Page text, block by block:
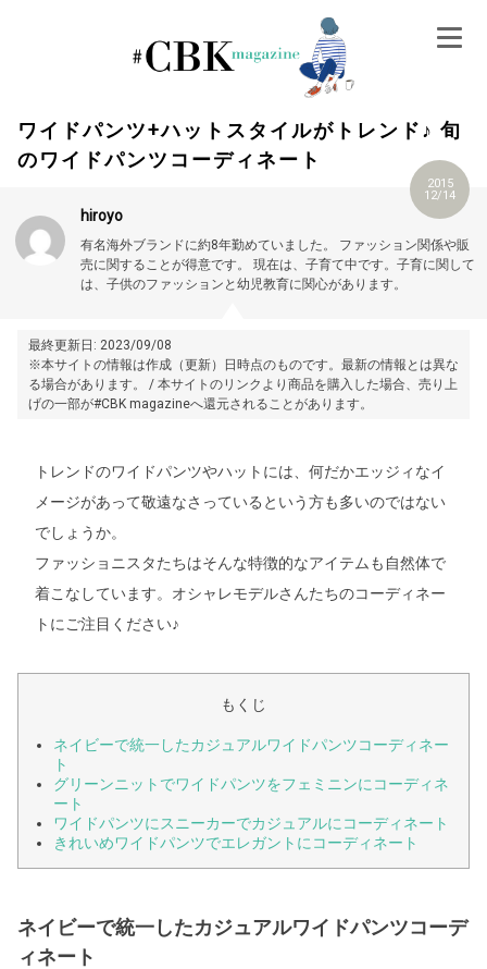
ワイドパンツ+ハットスタイルがトレンド♪ 旬
のワイドパンツコーディネート
2015
12/14
hiroyo
有名海外ブランドに約8年勤めていました。 ファッション関係や販
売に関することが得意です。 現在は、子育て中です。子育に関して
は、子供のファッションと幼児教育に関心があります。
最終更新日: 2023/09/08
※本サイトの情報は作成（更新）日時点のものです。最新の情報とは異な
る場合があります。 / 本サイトのリンクより商品を購入した場合、売り上
げの一部が#CBK magazineへ還元されることがあります。
トレンドのワイドパンツやハットには、何だかエッジィなイ
メージがあって敬遠なさっているという方も多いのではない
でしょうか。
ファッショニスタたちはそんな特徴的なアイテムも自然体で
着こなしています。オシャレモデルさんたちのコーディネー
トにご注目ください♪
もくじ
ネイビーで統一したカジュアルワイドパンツコーディネー
ト
グリーンニットでワイドパンツをフェミニンにコーディネ
ート
ワイドパンツにスニーカーでカジュアルにコーディネート
きれいめワイドパンツでエレガントにコーディネート
ネイビーで統一したカジュアルワイドパンツコーデ
ィネート